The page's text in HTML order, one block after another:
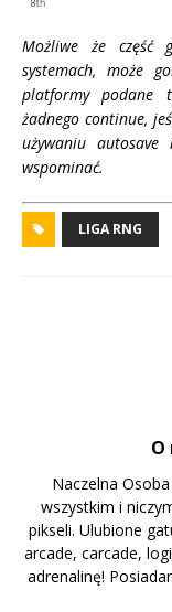
Możliwe że część
systemach, może
platformy podane
żadnego continue,
używaniu
wspominać.
LIGA RNG
O
Naczelna
wszystkim i
pikseli. Ulubione
arcade, carcade,
adrenalinę!